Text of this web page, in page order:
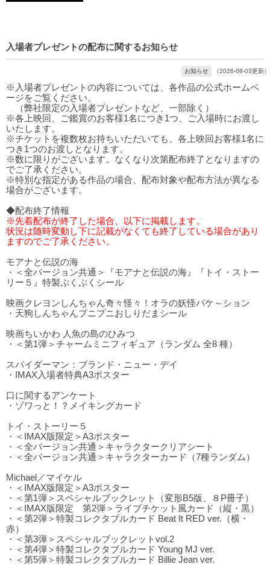
入場者プレゼントの配布に関するお知らせ
お知らせ （2026-08-03更新）
※入場者プレゼントの内容については、各作品の公式ホームペ
ージをご覧ください。
（弊社限定の入場者プレゼントなど、一部除く）
※各上映回、ご鑑賞のお客様1名につき1つ、ご入場時にお渡し
いたします。
※チケットを複数枚お持ちいただいても、各上映回お客様1名に
つき1つのお渡しとなります。
※数に限りがございます。なくなり次第配布終了となりますの
でご了承ください。
※特別な指定がある作品の場合、配布対象や配布方法が異なる
場合がございます。
◆配布終了情報
※先着配布が終了した場合、以下に掲載します。
状況は随時変動し下に記載がなくても終了している場合があり
ますのでご了承ください。
モアナと伝説の海
・＜全バージョン共通＞『モアナと伝説の海』『トイ・ストー
リー５』特製ぷくぷくシール
映画クレヨンしんちゃん奇々怪々！オラの妖怪バケ～ション
・天狗しんちゃんプニプニおしりだまシール
映画ちいかわ 人魚の島のひみつ
・＜第1弾＞チャームミニフィギュア（ランダム 全8 種）
スパイダーマン：ブランド・ニュー・デイ
・IMAX入場者特典A3ポスター
口に関するアンケート
・ゾワっと！？メイキングカード
トイ・ストーリー５
・＜IMAX版限定＞A3ポスター
・＜全バージョン共通＞キャラクタークリアシート
・＜全バージョン共通＞キャラクターカード（7種ランダム）
Michael／マイケル
・＜IMAX版限定＞A3ポスター
・＜第1弾＞スペシャルブックレット（変形B5版、８P冊子）
・＜IMAX版限定 第2弾＞ライブチケット風カード（縦・黒）
・＜第2弾＞特製コレクタブルカード Beat It RED ver.（横・
赤）
・＜第3弾＞スペシャルブックレットvol.2
・＜第4弾＞特製コレクタブルカード Young MJ ver.
・＜第5弾＞特製コレクタブルカード Billie Jean ver.